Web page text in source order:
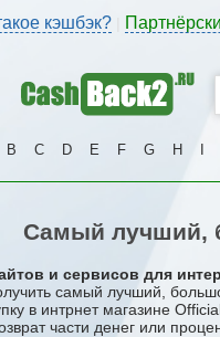
кэшбэк?
B C D E F G H
Самый лучший,
и сервисов для
самый лучший,
в интрнет магазине
части денег или